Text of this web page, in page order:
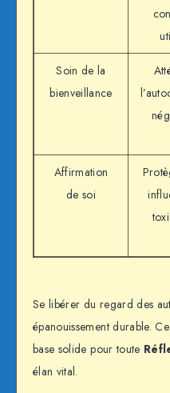
Soin de la
bienveillance
Affirmation
de soi
Se libérer du regard des
épanouissement durable.
base solide pour toute
élan vital.